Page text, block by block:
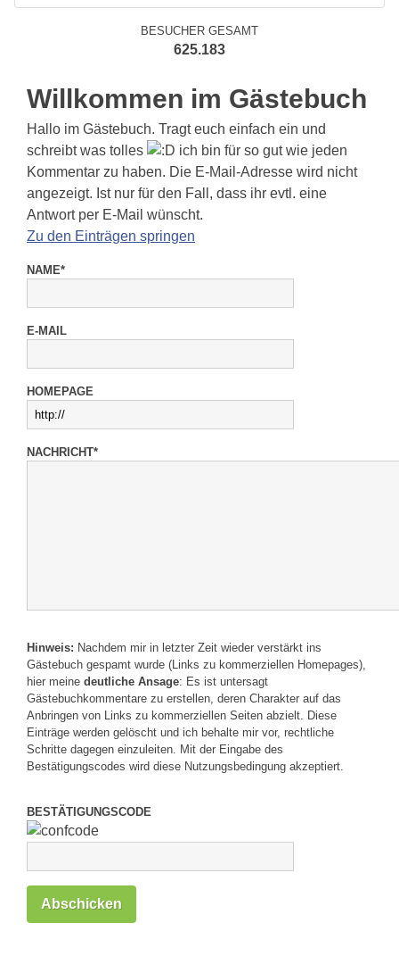
BESUCHER GESAMT
625.183
Willkommen im Gästebuch
Hallo im Gästebuch. Tragt euch einfach ein und
schreibt was tolles
ich bin für so gut wie jeden
Kommentar zu haben. Die E-Mail-Adresse wird nicht
angezeigt. Ist nur für den Fall, dass ihr evtl. eine
Antwort per E-Mail wünscht.
Zu den Einträgen springen
NAME*
E-MAIL
HOMEPAGE
NACHRICHT*
Hinweis: Nachdem mir in letzter Zeit wieder verstärkt ins
Gästebuch gespamt wurde (Links zu kommerziellen Homepages),
hier meine deutliche Ansage: Es ist untersagt
Gästebuchkommentare zu erstellen, deren Charakter auf das
Anbringen von Links zu kommerziellen Seiten abzielt. Diese
Einträge werden gelöscht und ich behalte mir vor, rechtliche
Schritte dagegen einzuleiten. Mit der Eingabe des
Bestätigungscodes wird diese Nutzungsbedingung akzeptiert.
BESTÄTIGUNGSCODE